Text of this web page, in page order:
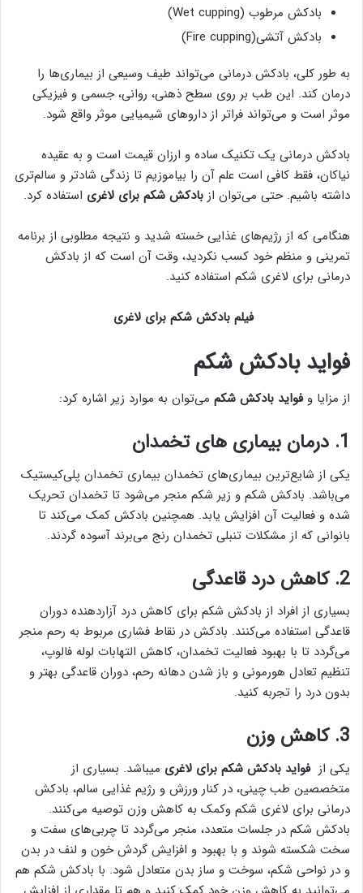
بادکش مرطوب (Wet cupping
)
بادکش آتشی(Fire cupping)
به طور کلی، بادکش درمانی می‌تواند طیف وسیعی از بیماری‌ها را
درمان کند. این طب بر روی سطح ذهنی، روانی، جسمی و فیزیکی
موثر است و می‌تواند فراتر از داروهای شیمیایی موثر واقع شود.
بادکش درمانی یک تکنیک ساده و ارزان قیمت است و به عقیده
نیاکان، فقط کافی است علم آن را بیاموزیم تا زندگی شادتر و سالم‌تری
داشته باشیم. حتی می‌توان از بادکش شکم برای لاغری استفاده کرد.
هنگامی که از رژیم‌های غذایی خسته شدید و نتیجه مطلوبی از برنامه
تمرینی و منظم خود کسب نکردید، وقت آن است که از بادکش
درمانی برای لاغری شکم استفاده کنید.
فیلم بادکش شکم برای لاغری
فواید بادکش شکم
از مزایا وفواید بادکش شکم می‌توان به موارد زیر اشاره کرد:
1. درمان بیماری‌ های تخمدان
یکی از شایع‌ترین بیماری‌های تخمدان بیماری تخمدان پلی‌کیستیک
می‌باشد. بادکش شکم و زیر شکم منجر می‌شود تا تخمدان تحریک
شده و فعالیت آن افزایش یابد. همچنین بادکش کمک می‌کند تا
بانوانی که از مشکلات تنبلی تخمدان رنج می‌برند آسوده گردند.
2. کاهش درد قاعدگی
بسیاری از افراد از بادکش شکم برای کاهش درد آزاردهنده دوران
قاعدگی استفاده می‌کنند. بادکش در نقاط فشاری مربوط به رحم منجر
می‌گردد تا با بهبود فعالیت تخمدان، کاهش التهابات لوله فالوپ،
تنظیم تعادل هورمونی و باز شدن دهانه رحم، دوران قاعدگی بهتر و
بدون درد را تجربه کنید.
3. کاهش وزن
یکی ازفواید بادکش شکم برای لاغری میباشد. بسیاری از
متخصصین طب چینی، در کنار ورزش و رژیم غذایی سالم، بادکش
درمانی برای لاغری شکم وکمک به کاهش وزن توصیه می‌کنند.
بادکش شکم در جلسات متعدد، منجر می‌گردد تا چربی‌های سفت و
سخت شکسته شوند و با بهبود و افزایش گردش خون و لنف در بدن
و در نواحی شکم، سوخت و ساز بدن متعادل شود. با بادکش شکم هم